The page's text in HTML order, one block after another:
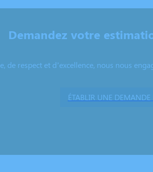
Demandez votre
de respect et d’excellence, nous nous
ÉTABLIR UNE